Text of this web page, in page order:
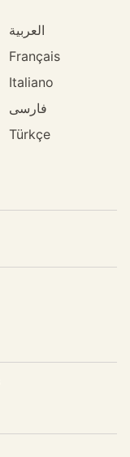
العربية
Français
Italiano
فارسی
Türkçe